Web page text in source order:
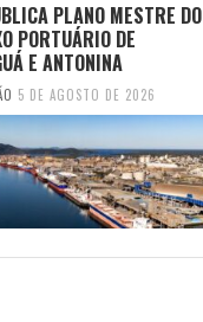
PLANO MESTRE DO
PORTUÁRIO DE
E ANTONINA
5 DE AGOSTO DE 2026